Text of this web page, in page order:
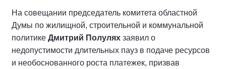
На совещании председатель комитета областной
Думы по жилищной, строительной и коммунальной
политике Дмитрий Полулях заявил о
недопустимости длительных пауз в подаче ресурсов
и необоснованного роста платежек, призвав